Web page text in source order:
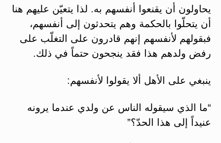
يحاولون أن يقنعوا أنفسهم به. لذا يتعيّن عليهم هنا
أن يتحلّوا بالحكمة وهم يتحدثون إلى أنفسهم،
فبقولهم لأنفسهم إنهم قادرون على التغلّب على
رفض ولدهم هذا فقد ينجحون حتماً في ذلك.
ينبغي على الأهل ألا يقولوا لأنفسهم:
“ما الذي سيقوله الناس عن ولدي عندما يرونه
عنيداً إلى هذا الحدّ؟”